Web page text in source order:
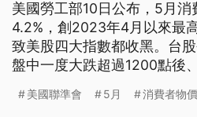
美國勞工部10日公布，5月
4.2%，創2023年4月以來最
致美股四大指數都收黑。台
盤中一度大跌超過1200點後
收，新台幣4169億7500萬元
美國聯準會 5月 消費者物